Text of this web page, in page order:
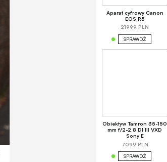
Aparat cyfrowy Canon
EOS R3
21999 PLN
SPRAWDŹ
Obiektyw Tamron 35-150
mm f/2-2.8 DI III VXD
Sony E
7099 PLN
SPRAWDŹ